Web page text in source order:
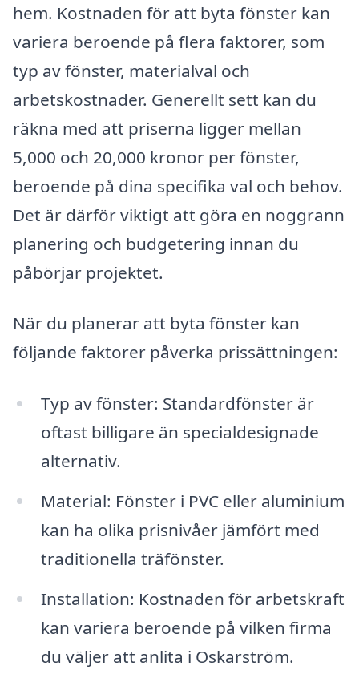
hem. Kostnaden för att byta fönster kan
variera beroende på flera faktorer, som
typ av fönster, materialval och
arbetskostnader. Generellt sett kan du
räkna med att priserna ligger mellan
5,000 och 20,000 kronor per fönster,
beroende på dina specifika val och behov.
Det är därför viktigt att göra en noggrann
planering och budgetering innan du
påbörjar projektet.
När du planerar att byta fönster kan
följande faktorer påverka prissättningen:
Typ av fönster: Standardfönster är
oftast billigare än specialdesignade
alternativ.
Material: Fönster i PVC eller aluminium
kan ha olika prisnivåer jämfört med
traditionella träfönster.
Installation: Kostnaden för arbetskraft
kan variera beroende på vilken firma
du väljer att anlita i Oskarström.